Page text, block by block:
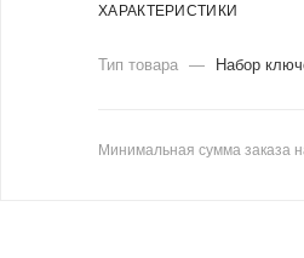
ХАРАКТЕРИСТИКИ
Тип товара — Набор
Минимальная сумма заказа